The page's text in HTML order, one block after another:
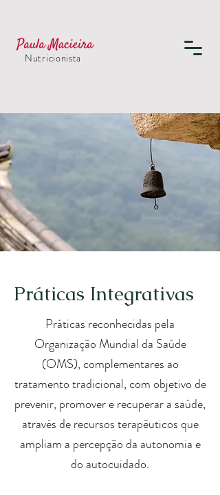
Nutricionista
Práticas Integrativas
Práticas reconhecidas pela
Organização Mundial da Saúde
(OMS), complementares ao
tratamento tradicional, com objetivo de
prevenir, promover e recuperar a saúde,
através de recursos terapêuticos que
ampliam a percepção da autonomia e
do autocuidado.